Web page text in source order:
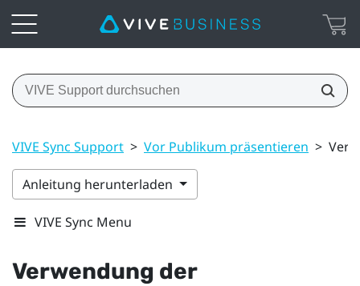
VIVE Sync Support > Vor Publikum präsentieren >
Anleitung herunterladen
VIVE Sync Menu
Verwendung der